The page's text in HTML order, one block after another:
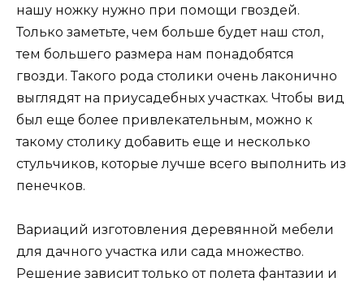
нашу ножку нужно при помощи гвоздей.
Только заметьте, чем больше будет наш стол,
тем большего размера нам понадобятся
гвозди. Такого рода столики очень лаконично
выглядят на приусадебных участках. Чтобы вид
был еще более привлекательным, можно к
такому столику добавить еще и несколько
стульчиков, которые лучше всего выполнить из
пенечков.
Вариаций изготовления деревянной мебели
для дачного участка или сада множество.
Решение зависит только от полета фантазии и